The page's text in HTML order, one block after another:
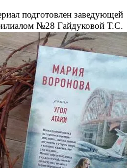
подготовлен заведующей
№28 Гайдуковой Т.С.